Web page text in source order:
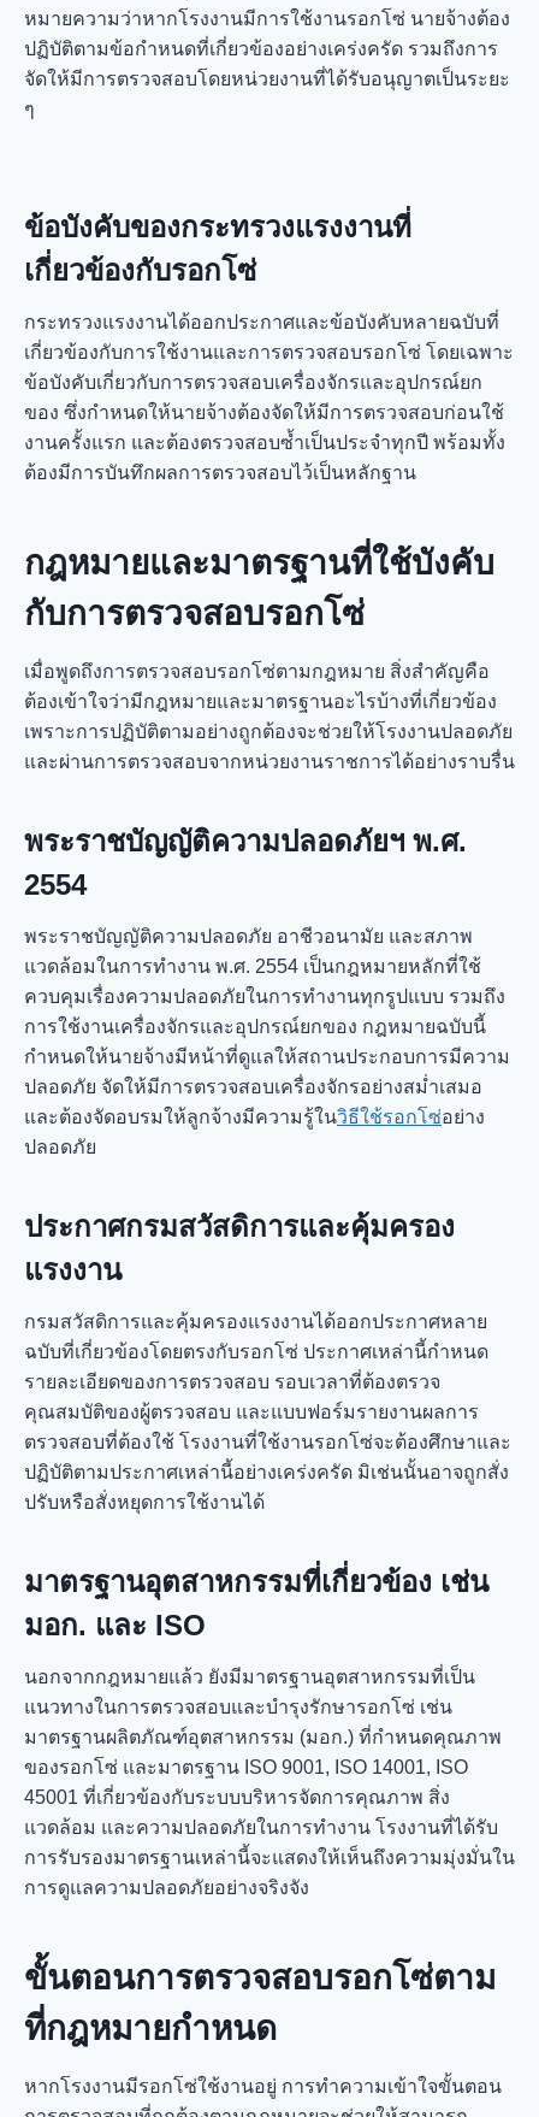
หมายความว่าหากโรงงานมีการใช้งานรอกโซ่ นายจ้างต้อง
ปฏิบัติตามข้อกำหนดที่เกี่ยวข้องอย่างเคร่งครัด รวมถึงการ
จัดให้มีการตรวจสอบโดยหน่วยงานที่ได้รับอนุญาตเป็นระยะ
ๆ
ข้อบังคับของกระทรวงแรงงานที่
เกี่ยวข้องกับรอกโซ่
กระทรวงแรงงานได้ออกประกาศและข้อบังคับหลายฉบับที่
เกี่ยวข้องกับการใช้งานและการตรวจสอบรอกโซ่ โดยเฉพาะ
ข้อบังคับเกี่ยวกับการตรวจสอบเครื่องจักรและอุปกรณ์ยก
ของ ซึ่งกำหนดให้นายจ้างต้องจัดให้มีการตรวจสอบก่อนใช้
งานครั้งแรก และต้องตรวจสอบซ้ำเป็นประจำทุกปี พร้อมทั้ง
ต้องมีการบันทึกผลการตรวจสอบไว้เป็นหลักฐาน
กฎหมายและมาตรฐานที่ใช้บังคับ
กับการตรวจสอบรอกโซ่
เมื่อพูดถึงการตรวจสอบรอกโซ่ตามกฎหมาย สิ่งสำคัญคือ
ต้องเข้าใจว่ามีกฎหมายและมาตรฐานอะไรบ้างที่เกี่ยวข้อง
เพราะการปฏิบัติตามอย่างถูกต้องจะช่วยให้โรงงานปลอดภัย
และผ่านการตรวจสอบจากหน่วยงานราชการได้อย่างราบรื่น
พระราชบัญญัติความปลอดภัยฯ พ.ศ.
2554
พระราชบัญญัติความปลอดภัย อาชีวอนามัย และสภาพ
แวดล้อมในการทำงาน พ.ศ. 2554 เป็นกฎหมายหลักที่ใช้
ควบคุมเรื่องความปลอดภัยในการทำงานทุกรูปแบบ รวมถึง
การใช้งานเครื่องจักรและอุปกรณ์ยกของ กฎหมายฉบับนี้
กำหนดให้นายจ้างมีหน้าที่ดูแลให้สถานประกอบการมีความ
ปลอดภัย จัดให้มีการตรวจสอบเครื่องจักรอย่างสม่ำเสมอ
และต้องจัดอบรมให้ลูกจ้างมีความรู้ในวิธีใช้รอกโซ่อย่าง
ปลอดภัย
ประกาศกรมสวัสดิการและคุ้มครอง
แรงงาน
กรมสวัสดิการและคุ้มครองแรงงานได้ออกประกาศหลาย
ฉบับที่เกี่ยวข้องโดยตรงกับรอกโซ่ ประกาศเหล่านี้กำหนด
รายละเอียดของการตรวจสอบ รอบเวลาที่ต้องตรวจ
คุณสมบัติของผู้ตรวจสอบ และแบบฟอร์มรายงานผลการ
ตรวจสอบที่ต้องใช้ โรงงานที่ใช้งานรอกโซ่จะต้องศึกษาและ
ปฏิบัติตามประกาศเหล่านี้อย่างเคร่งครัด มิเช่นนั้นอาจถูกสั่ง
ปรับหรือสั่งหยุดการใช้งานได้
มาตรฐานอุตสาหกรรมที่เกี่ยวข้อง เช่น
มอก. และ ISO
นอกจากกฎหมายแล้ว ยังมีมาตรฐานอุตสาหกรรมที่เป็น
แนวทางในการตรวจสอบและบำรุงรักษารอกโซ่ เช่น
มาตรฐานผลิตภัณฑ์อุตสาหกรรม (มอก.) ที่กำหนดคุณภาพ
ของรอกโซ่ และมาตรฐาน ISO 9001, ISO 14001, ISO
45001 ที่เกี่ยวข้องกับระบบบริหารจัดการคุณภาพ สิ่ง
แวดล้อม และความปลอดภัยในการทำงาน โรงงานที่ได้รับ
การรับรองมาตรฐานเหล่านี้จะแสดงให้เห็นถึงความมุ่งมั่นใน
การดูแลความปลอดภัยอย่างจริงจัง
ขั้นตอนการตรวจสอบรอกโซ่ตาม
ที่กฎหมายกำหนด
หากโรงงานมีรอกโซ่ใช้งานอยู่ การทำความเข้าใจขั้นตอน